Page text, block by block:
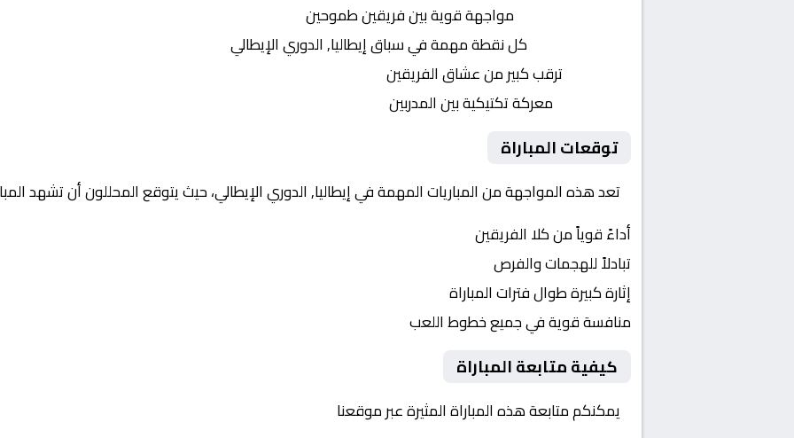
مواجهة قوية بين فريقين طموحين
كل نقطة مهمة في سباق إيطاليا, الدوري الإيطالي
ترقب كبير من عشاق الفريقين
معركة تكتيكية بين المدربين
توقعات المباراة
تعد هذه المواجهة من المباريات المهمة في إيطاليا, الدوري الإيطالي، حيث يتوقع المحللون أن تشهد
أداءً قوياً من كلا الفريقين
تبادلاً للهجمات والفرص
إثارة كبيرة طوال فترات المباراة
منافسة قوية في جميع خطوط اللعب
كيفية متابعة المباراة
يمكنكم متابعة هذه المباراة المثيرة عبر موقعنا